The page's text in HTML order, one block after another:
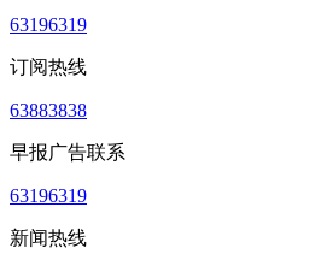
63196319
订阅热线
63883838
早报广告联系
63196319
新闻热线